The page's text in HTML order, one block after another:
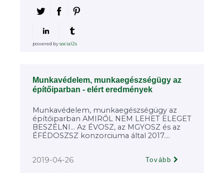
powered bysocial2s
Munkavédelem, munkaegészségügy az
építőiparban - elért eredmények
Munkavédelem, munkaegészségügy az
építőiparban AMIRŐL NEM LEHET ELEGET
BESZÉLNI... Az ÉVOSZ, az MGYOSZ és az
ÉFÉDOSZSZ konzorciuma által 2017....
2019-04-26 Tovább